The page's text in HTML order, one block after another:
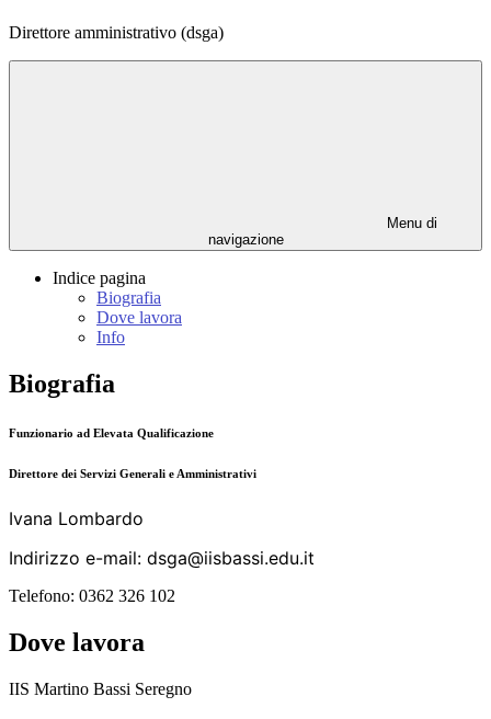
Direttore amministrativo (dsga)
Menu di
navigazione
Indice pagina
Biografia
Dove lavora
Info
Biografia
Funzionario ad Elevata Qualificazione
Direttore dei Servizi Generali e Amministrativi
Ivana Lombardo
Indirizzo e-mail: dsga@iisbassi.edu.it
Telefono: 0362 326 102
Dove lavora
IIS Martino Bassi Seregno